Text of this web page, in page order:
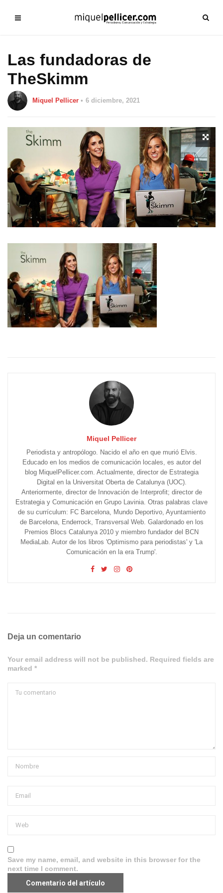
Las fundadoras de
TheSkimm
Miquel Pellicer 6 diciembre, 2021
Miquel Pellicer
Periodista y antropólogo. Nacido el año en que murió Elvis.
Educado en los medios de comunicación locales, es autor del
blog MiquelPellicer.com. Actualmente, director de Estrategia
Digital en la Universitat Oberta de Catalunya (UOC).
Anteriormente, director de Innovación de Interprofit; director de
Estrategia y Comunicación en Grupo Lavinia. Otras palabras clave
de su currículum: FC Barcelona, Mundo Deportivo, Ayuntamiento
de Barcelona, Enderrock, Transversal Web. Galardonado en los
Premios Blocs Catalunya 2010 y miembro fundador del BCN
MediaLab. Autor de los libros 'Optimismo para periodistas' y 'La
Comunicación en la era Trump'.
Deja un comentario
Your email address will not be published. Required fields are
marked *
Save my name, email, and website in this browser for the
next time I comment.